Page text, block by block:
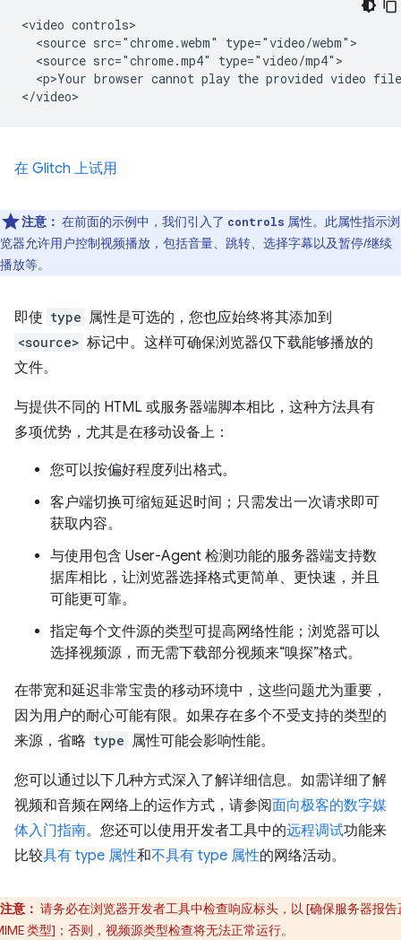
<video controls>
  <source src="chrome.webm" type="video/webm">
  <source src="chrome.mp4" type="video/mp4">
<p>Your browser cannot play the provided video
在 Glitch 上试用
注意： 在前面的示例中，我们引入了 controls 属性。此属性指示浏
览器允许用户控制视频播放，包括音量、跳转、选择字幕以及暂停/继续
播放等。
即使 type 属性是可选的，您也应始终将其添加到
<source> 标记中。这样可确保浏览器仅下载能够播放的
文件。
与提供不同的 HTML 或服务器端脚本相比，这种方法具有
多项优势，尤其是在移动设备上：
您可以按偏好程度列出格式。
客户端切换可缩短延迟时间；只需发出一次请求即可
获取内容。
与使用包含 User-Agent 检测功能的服务器端支持数
据库相比，让浏览器选择格式更简单、更快速，并且
可能更可靠。
指定每个文件源的类型可提高网络性能；浏览器可以
选择视频源，而无需下载部分视频来“嗅探”格式。
在带宽和延迟非常宝贵的移动环境中，这些问题尤为重要，
因为用户的耐心可能有限。如果存在多个不受支持的类型的
来源，省略 type 属性可能会影响性能。
您可以通过以下几种方式深入了解详细信息。如需详细了解
视频和音频在网络上的运作方式，请参阅面向极客的数字媒
体入门指南。您还可以使用开发者工具中的远程调试功能来
比较具有 type 属性和不具有 type 属性的网络活动。
注意： 请务必在浏览器开发者工具中检查响应标头，以 [确保服务器报告
类型]；否则，视频源类型检查将无法正常运行。